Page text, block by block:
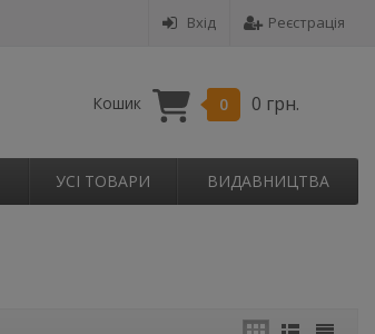
Вхід Реєстрація
Кошик 0 0 грн.
УСІ ТОВАРИ ВИДАВНИЦТВА